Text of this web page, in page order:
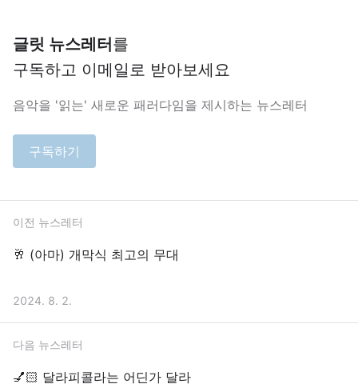
글릿 뉴스레터를
구독하고 이메일로 받아보세요
음악을 '읽는' 새로운 패러다임을 제시하는 뉴스레터
구독하기
이전 뉴스레터
🥂 (아마) 개막식 최고의 무대
2024. 8. 2.
다음 뉴스레터
💅🏻 달라피콜라는 어딘가 달라